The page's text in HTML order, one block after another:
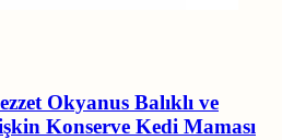
Okyanus Balıklı ve
Konserve Kedi Maması